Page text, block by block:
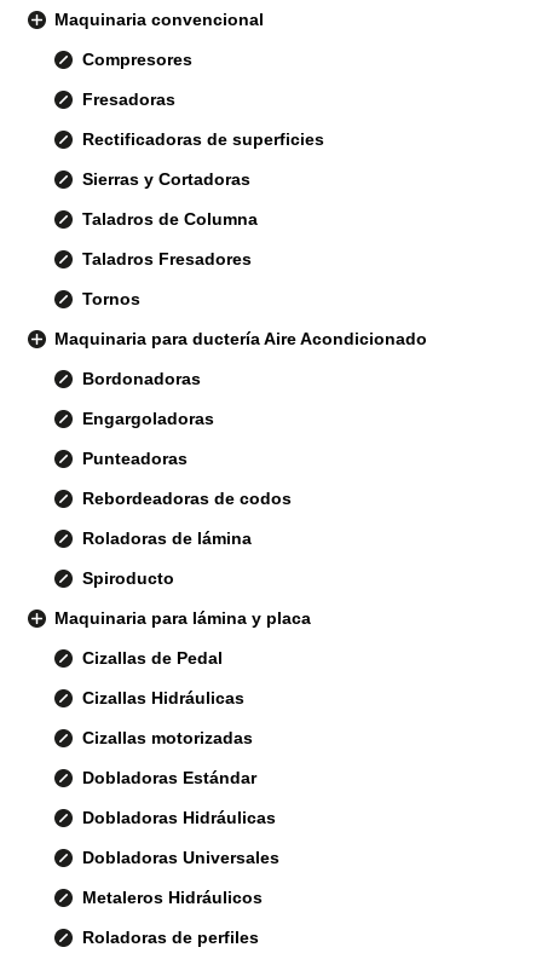
Maquinaria convencional
Compresores
Fresadoras
Rectificadoras de superficies
Sierras y Cortadoras
Taladros de Columna
Taladros Fresadores
Tornos
Maquinaria para ductería Aire Acondicionado
Bordonadoras
Engargoladoras
Punteadoras
Rebordeadoras de codos
Roladoras de lámina
Spiroducto
Maquinaria para lámina y placa
Cizallas de Pedal
Cizallas Hidráulicas
Cizallas motorizadas
Dobladoras Estándar
Dobladoras Hidráulicas
Dobladoras Universales
Metaleros Hidráulicos
Roladoras de perfiles